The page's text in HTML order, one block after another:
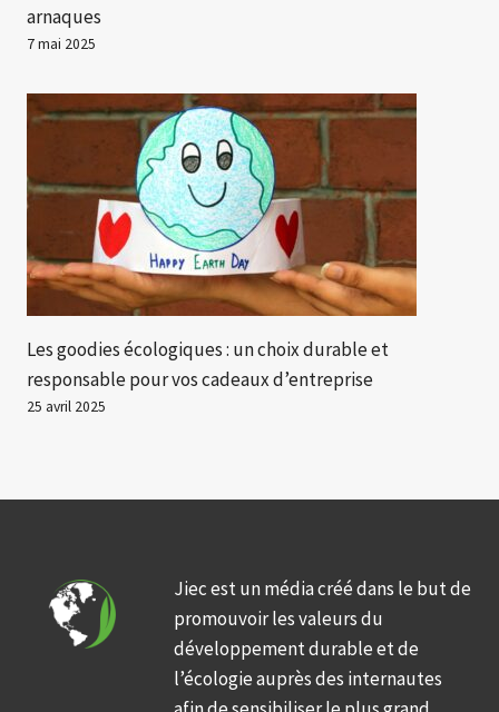
arnaques
7 mai 2025
Les goodies écologiques : un choix durable et
responsable pour vos cadeaux d’entreprise
25 avril 2025
Jiec est un média créé dans le but de
promouvoir les valeurs du
développement durable et de
l’écologie auprès des internautes